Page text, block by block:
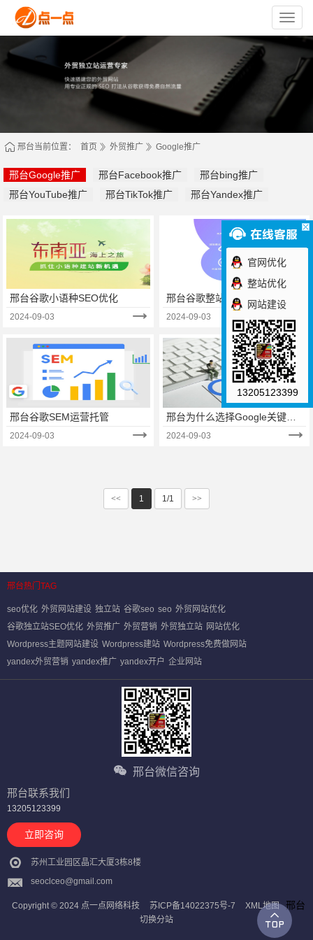
苏
州
点
一
络
技
术
司
邢台当前位置： 首页 外贸推广 Google推广
邢台Google推广 邢台Facebook推广
邢台bing推广
邢台YouTube推广
邢台TikTok推广 邢台Yandex推广
邢台谷歌小语种SEO优化
2024-09-03
邢台谷歌整站SEO
2024-09-03
邢台谷歌SEM运营托管
2024-09-03
邢台为什么选择Google关键词
广告？
2024-09-03
<< 1 1/1 >>
邢台热门TAG
seo优化 外贸网站建设 独立站 谷歌seo seo 外贸网站优化
谷歌独立站SEO优化 外贸推广 外贸营销 外贸独立站 网站优化
Wordpress主题网站建设 Wordpress建站 Wordpress免费做网站
yandex外贸营销 yandex推广 yandex开户 企业网站
邢台微信咨询
邢台联系我们
13205123399
立即咨询
苏州工业园区晶汇大厦3栋8楼
seoclceo@gmail.com
Copyright © 2024 点一点网络科技 苏ICP备14022375号-7 XML地图 邢台
切换分站
官网优化
整站优化
网站建设
13205123399